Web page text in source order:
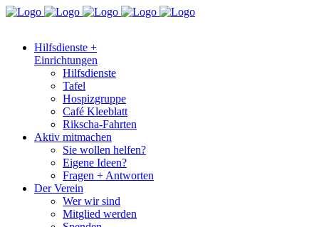
Hilfsdienste +
Einrichtungen
Hilfsdienste
Tafel
Hospizgruppe
Café Kleeblatt
Rikscha-Fahrten
Aktiv mitmachen
Sie wollen helfen?
Eigene Ideen?
Fragen + Antworten
Der Verein
Wer wir sind
Mitglied werden